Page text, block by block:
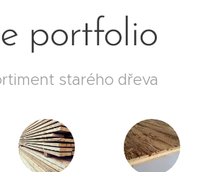
portfolio
starého dřeva